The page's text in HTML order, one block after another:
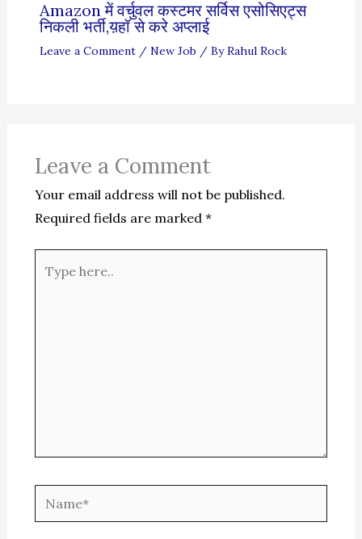
Amazon में वर्चुवल कस्टमर सर्विस एसोसिएट्स
निकली भर्ती,य़हॉ से करे अप्लाई
Leave a Comment / New Job / ByRahul Rock
Leave a Comment
Your email address will not be published.
Required fields are marked *
here..